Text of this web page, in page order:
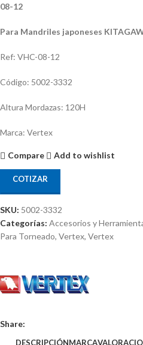
08-12
Para Mandriles japoneses
Ref: VHC-08-12
Código: 5002-3332
Altura Mordazas: 120H
Marca: Vertex
Compare Add to wishlist
COTIZAR
SKU: 5002-3332
Categorías: Accesorios y
Para Torneado, Vertex, Vertex
Share:
DESCRIPCIÓNMARCA